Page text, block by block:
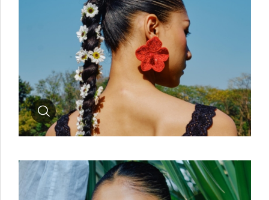
Zoom